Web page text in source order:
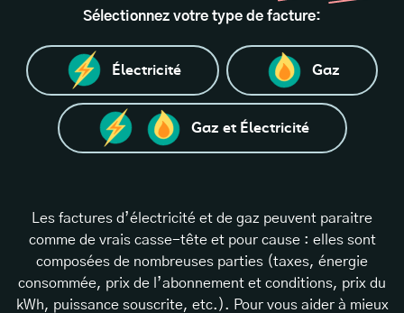
Sélectionnez votre type de facture:
Électricité Gaz
Gaz et Électricité
Les factures d’électricité et de gaz peuvent paraitre
comme de vrais casse-tête et pour cause : elles sont
composées de nombreuses parties (taxes, énergie
consommée, prix de l’abonnement et conditions, prix du
kWh, puissance souscrite, etc.). Pour vous aider à mieux